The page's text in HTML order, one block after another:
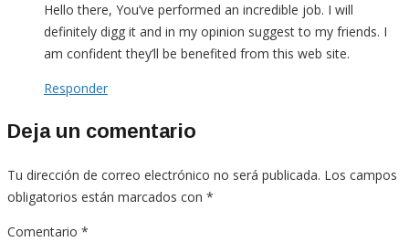
Hello there, You’ve performed an incredible job. I will
definitely digg it and in my opinion suggest to my friends. I
am confident they’ll be benefited from this web site.
Responder
Deja un comentario
Tu dirección de correo electrónico no será publicada. Los campos
obligatorios están marcados con *
Comentario *